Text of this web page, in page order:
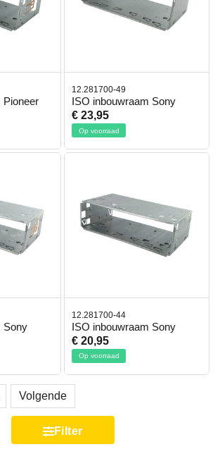
Pioneer
12.281700-49
ISO inbouwraam Sony
€ 23,95
Op voorraad
Sony
12.281700-44
ISO inbouwraam Sony
€ 20,95
Op voorraad
Volgende
Filter